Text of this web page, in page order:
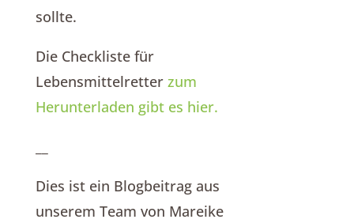
sollte.
Die Checkliste für
Lebensmittelretter zum
Herunterladen gibt es hier.
Dies ist ein Blogbeitrag aus
unserem Team von Mareike